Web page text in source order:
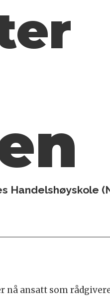
Handelshøyskole
nå ansatt som